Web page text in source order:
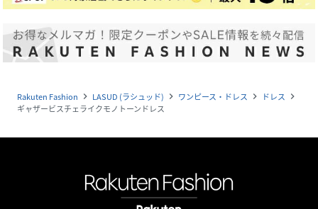
Rakuten Fashion navigate_next LASUD (ラシュッド) navigate_next ワンピース・ドレス navigate_next ドレス navigate_next
ギャザービスチェライクモノトーンドレス